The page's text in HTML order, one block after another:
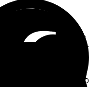
אתם מתכננים לרכוש